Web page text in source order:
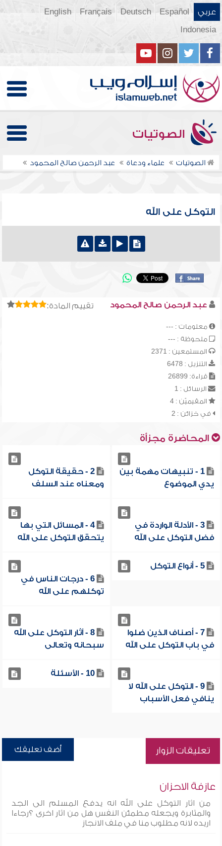
عربي Español
Deutsch
Français
English
Indonesia
الصوتيات
الصوتيات علماء ودعاة عبد الرحمن صالح المحمود
التوكل على الله
تقييم المادة: عبد الرحمن صالح المحمود
معلومات : ---
ملحوظة : ---
المستمعين : 2371
التنزيل : 6478
قراءة: 26899
الرسائل : 1
المقيميّن : 4
في خزائن : 2
المحاضرة مجزأة
1 - تنبيهات مهمة بين
يدي الموضوع
2 - حقيقة التوكل
ومعناه عند السلف
3 - الأدلة الواردة في
فضل التوكل على الله
4 - المسائل التي بها
يتحقق التوكل على الله
5 - أنواع التوكل
6 - درجات الناس في
توكلهم على الله
7 - أصناف الذين ضلوا
في باب التوكل على الله
8 - آثار التوكل على الله
سبحانه وتعالى
9 - التوكل على الله لا
ينافي فعل الأسباب
10 - الأسئلة
تعليقات الزوار أضف تعليقك
عازفة الاحزان
من اثار التوكل على الله انه يدفع المسلم الى الجد
والمثابرة ويجعله مطمئن النفس هل من اثار اخرى ؟رجاءا
اريده لانه مطلوب منا في ملف الانجاز